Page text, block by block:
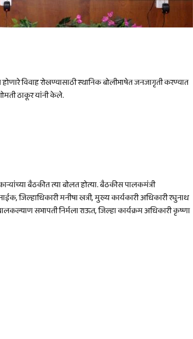
विवाह रोखण्यासाठी स्थानिक बोलीभाषेत जनजागृती करण्यात
ठाकूर यांनी केले.
बैठकीत त्या बोलत होत्या. बैठकीस पालकमंत्री
जिल्हाधिकारी मनीषा खत्री, मुख्य कार्यकारी अधिकारी रघुनाथ
सभापती निर्मला राऊत, जिल्हा कार्यक्रम अधिकारी कृष्णा